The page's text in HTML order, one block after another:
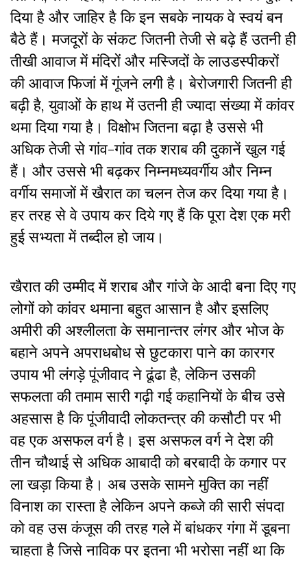
दिया है और जाहिर है कि इन सबके नायक वे स्वयं बन
बैठे हैं। मजदूरों के संकट जितनी तेजी से बढ़े हैं उतनी ही
तीखी आवाज में मंदिरों और मस्जिदों के लाउडस्पीकरों
की आवाज फिजां में गूंजने लगी है। बेरोजगारी जितनी ही
बढ़ी है, युवाओं के हाथ में उतनी ही ज्यादा संख्या में कांवर
थमा दिया गया है। विक्षोभ जितना बढ़ा है उससे भी
अधिक तेजी से गांव-गांव तक शराब की दुकानें खुल गई
हैं। और उससे भी बढ़कर निम्नमध्यवर्गीय और निम्न
वर्गीय समाजों में खैरात का चलन तेज कर दिया गया है।
हर तरह से वे उपाय कर दिये गए हैं कि पूरा देश एक मरी
हुई सभ्यता में तब्दील हो जाय।
खैरात की उम्मीद में शराब और गांजे के आदी बना दिए गए
लोगों को कांवर थमाना बहुत आसान है और इसलिए
अमीरी की अश्लीलता के समानान्तर लंगर और भोज के
बहाने अपने अपराधबोध से छुटकारा पाने का कारगर
उपाय भी लंगड़े पूंजीवाद ने ढूंढा है, लेकिन उसकी
सफलता की तमाम सारी गढ़ी गई कहानियों के बीच उसे
अहसास है कि पूंजीवादी लोकतन्त्र की कसौटी पर भी
वह एक असफल वर्ग है। इस असफल वर्ग ने देश की
तीन चौथाई से अधिक आबादी को बरबादी के कगार पर
ला खड़ा किया है। अब उसके सामने मुक्ति का नहीं
विनाश का रास्ता है लेकिन अपने कब्जे की सारी संपदा
को वह उस कंजूस की तरह गले में बांधकर गंगा में डूबना
चाहता है जिसे नाविक पर इतना भी भरोसा नहीं था कि